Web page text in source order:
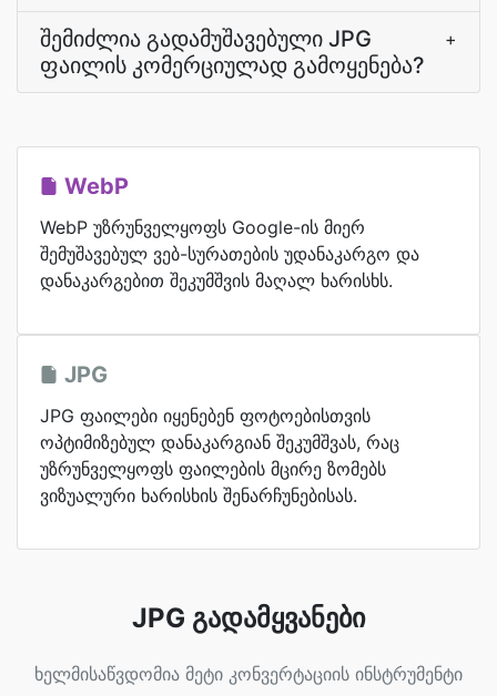
შემიძლია გადამუშავებული JPG
ფაილის კომერციულად გამოყენება?
+
WebP
WebP უზრუნველყოფს Google-ის მიერ
შემუშავებულ ვებ-სურათების უდანაკარგო და
დანაკარგებით შეკუმშვის მაღალ ხარისხს.
JPG
JPG ფაილები იყენებენ ფოტოებისთვის
ოპტიმიზებულ დანაკარგიან შეკუმშვას, რაც
უზრუნველყოფს ფაილების მცირე ზომებს
ვიზუალური ხარისხის შენარჩუნებისას.
JPG გადამყვანები
ხელმისაწვდომია მეტი კონვერტაციის ინსტრუმენტი